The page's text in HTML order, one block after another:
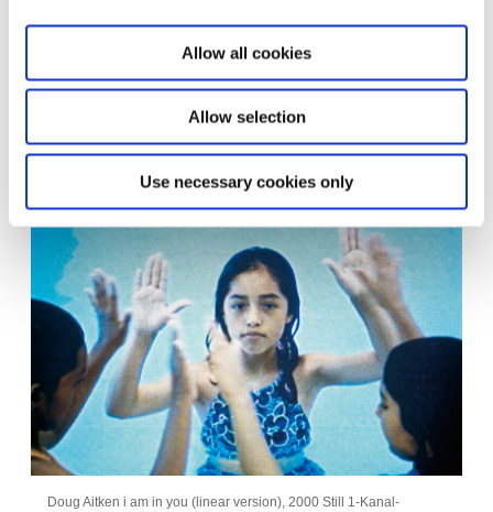
Allow all cookies
Allow selection
Use necessary cookies only
(Farbe, Ton) 5‘ 49“ Courtesy Sammlung Goetz
Doug Aitken i am in you (linear version), 2000 Still 1-Kanal-